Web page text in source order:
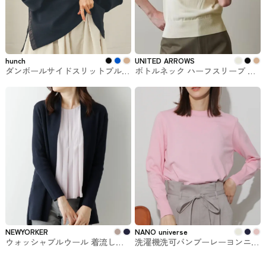
hunch
ダンボールサイドスリットプルオ
UNITED ARROWS
ボトルネック ハーフスリーブ ニ
ス
NEWYORKER
ウォッシャブルウール 着流しニ
NANO universe
洗濯機洗可バンブーレーヨンニッ